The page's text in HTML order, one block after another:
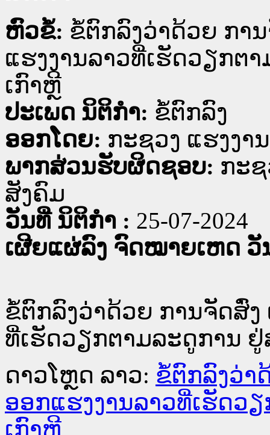
ຫົວຂໍ້: ຂໍ້ຕົກລົງວ່າດ້ວຍ ກາ
ແຮງງານລາວທີ່ເຮັດວຽກຕ
ເກົາຫຼີ
ປະເພດ ນິຕິກໍາ: ຂໍ້ຕົກລົງ
ອອກໂດຍ: ກະຊວງ ແຮງງ
ພາກສ່ວນຮັບຜິດຊອບ: ກະ
ສັງຄົມ
ວັນທີ່ ນິຕິກໍາ : 25-07-2024
ເຜີຍແຜ່ລົງ ຈົດໝາຍເຫດ ວັ
ຂໍ້ຕົກລົງວ່າດ້ວຍ ການຈັດສົ່
ທີ່ເຮັດວຽກຕາມລະດູການ
ດາວໂຫຼດ ລາວ: ຂໍ້ຕົກລົງວ່າ
ອອກແຮງງານລາວທີ່ເຮັດວ
ເກົາຫຼີ